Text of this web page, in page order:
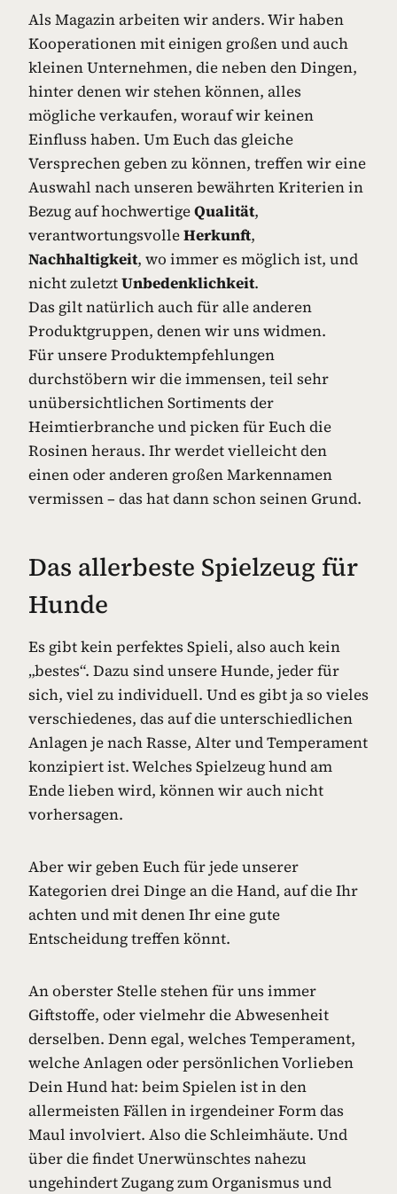
Als Magazin arbeiten wir anders. Wir haben
Kooperationen mit einigen großen und auch
kleinen Unternehmen, die neben den Dingen,
hinter denen wir stehen können, alles
mögliche verkaufen, worauf wir keinen
Einfluss haben. Um Euch das gleiche
Versprechen geben zu können, treffen wir eine
Auswahl nach unseren bewährten Kriterien in
Bezug auf hochwertigeQualität,
verantwortungsvolleHerkunft,
Nachhaltigkeit, wo immer es möglich ist, und
nicht zuletztUnbedenklichkeit.
Das gilt natürlich auch für alle anderen
Produktgruppen, denen wir uns widmen.
Für unsere Produktempfehlungen
durchstöbern wir die immensen, teil sehr
unübersichtlichen Sortiments der
Heimtierbranche und picken für Euch die
Rosinen heraus. Ihr werdet vielleicht den
einen oder anderen großen Markennamen
vermissen – das hat dann schon seinen Grund.
Das allerbeste Spielzeug für
Hunde
Es gibt kein perfektes Spieli, also auch kein
„bestes“. Dazu sind unsere Hunde, jeder für
sich, viel zu individuell. Und es gibt ja so vieles
verschiedenes, das auf die unterschiedlichen
Anlagen je nach Rasse, Alter und Temperament
konzipiert ist. Welches Spielzeug hund am
Ende lieben wird, können wir auch nicht
vorhersagen.
Aber wir geben Euch für jede unserer
Kategorien drei Dinge an die Hand, auf die Ihr
achten und mit denen Ihr eine gute
Entscheidung treffen könnt.
An oberster Stelle stehen für uns immer
Giftstoffe, oder vielmehr die Abwesenheit
derselben. Denn egal, welches Temperament,
welche Anlagen oder persönlichen Vorlieben
Dein Hund hat: beim Spielen ist in den
allermeisten Fällen in irgendeiner Form das
Maul involviert. Also die Schleimhäute. Und
über die findet Unerwünschtes nahezu
ungehindert Zugang zum Organismus und